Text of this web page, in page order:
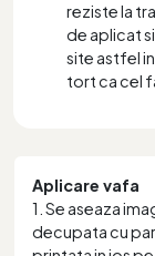
reziste la
de aplicat
site astfel
tort ca cel
Aplicare vafa
1. Se aseaza
decupata cu